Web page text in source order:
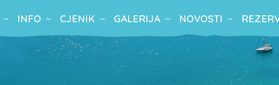
INFO CJENIK GALERIJA NOVOSTI